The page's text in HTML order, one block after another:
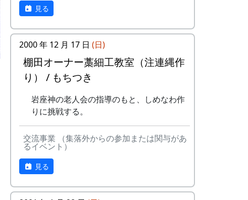
達成者にもれなく「コンプリート賞」
ガチャ1回チャレンジ
詳しくは 北はりま田園空間博物館 特別展＞
スタンプラリー を参照して下さい。
神戸大学名誉教授。 有機農業研究の第一人
者として農業経営・地域活性分野で活躍。
県下12ヶ所で有機農業教室を開設し、環境
と人と心が健全な農業の普及に尽力。 手軽
に作れる肥料「保田ぼかし」を考案。 家庭
から食の未来を変えていく運動を起してい
る。 生物が豊かに育つ土作りを実践、美味
しく楽しい有機農業の技術を伝えている。
開催要項
日程 : 2024年8月27日(火)
時間 : 13:30 - 16:00
会場 : 岩座神公会堂（兵庫県多可郡多
可町加美区岩座神378）
WEB 予約 :
見る
2000 年 12 月 17 日 (日)
棚田オーナー藁細工教室（注連縄作
り） / もちつき
岩座神の老人会の指導のもと、しめなわ作
りに挑戦する。
交流事業 （集落外からの参加または関与があ
るイベント）
見る